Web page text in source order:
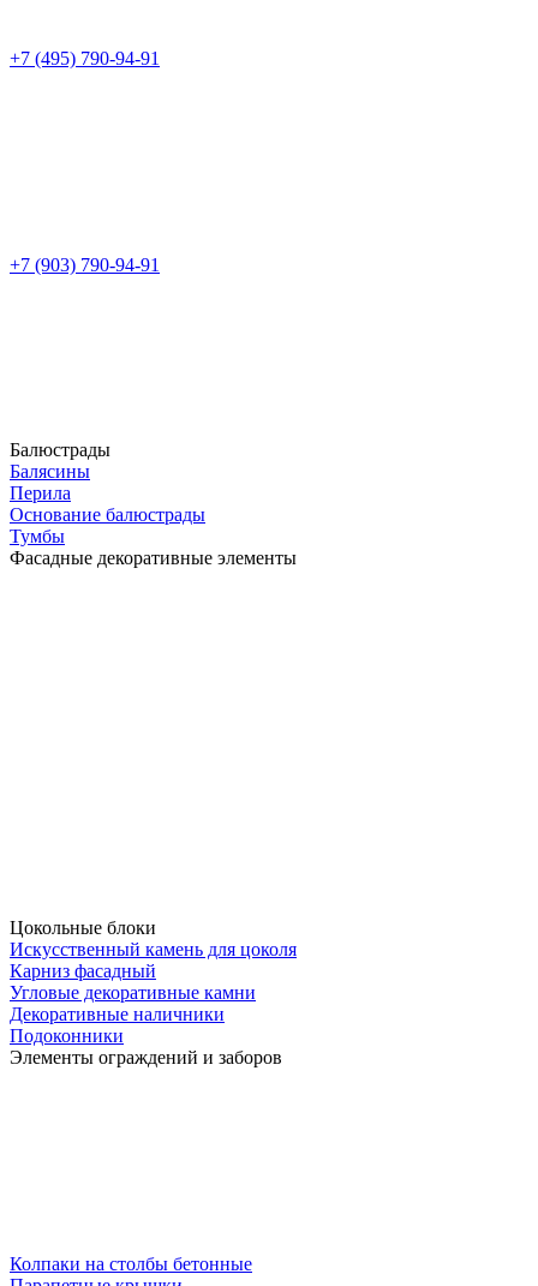
+7 (495) 790-94-91
+7 (903) 790-94-91
Балюстрады
Балясины
Перила
Основание балюстрады
Тумбы
Фасадные декоративные элементы
Цокольные блоки
Искусственный камень для цоколя
Карниз фасадный
Угловые декоративные камни
Декоративные наличники
Подоконники
Элементы ограждений и заборов
Колпаки на столбы бетонные